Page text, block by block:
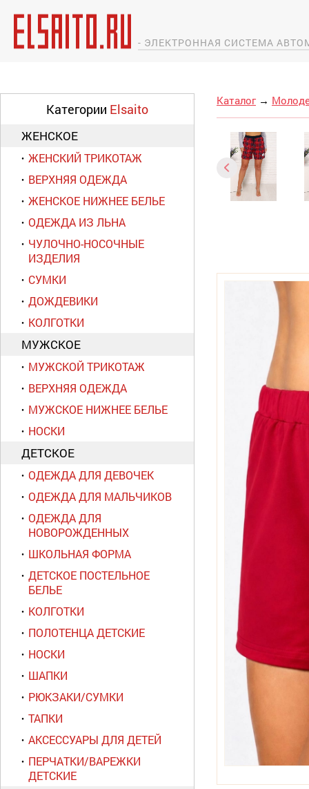
- ЭЛЕКТРОННАЯ СИСТЕМА
Категории Elsaito
ЖЕНСКОЕ
ЖЕНСКИЙ ТРИКОТАЖ
ВЕРХНЯЯ ОДЕЖДА
ЖЕНСКОЕ НИЖНЕЕ БЕЛЬЕ
ОДЕЖДА ИЗ ЛЬНА
ЧУЛОЧНО-НОСОЧНЫЕ
ИЗДЕЛИЯ
СУМКИ
ДОЖДЕВИКИ
КОЛГОТКИ
МУЖСКОЕ
МУЖСКОЙ ТРИКОТАЖ
ВЕРХНЯЯ ОДЕЖДА
МУЖСКОЕ НИЖНЕЕ БЕЛЬЕ
НОСКИ
ДЕТСКОЕ
ОДЕЖДА ДЛЯ ДЕВОЧЕК
ОДЕЖДА ДЛЯ МАЛЬЧИКОВ
ОДЕЖДА ДЛЯ
НОВОРОЖДЕННЫХ
ШКОЛЬНАЯ ФОРМА
ДЕТСКОЕ ПОСТЕЛЬНОЕ
БЕЛЬЕ
КОЛГОТКИ
ПОЛОТЕНЦА ДЕТСКИЕ
НОСКИ
ШАПКИ
РЮКЗАКИ/СУМКИ
ТАПКИ
АКСЕССУАРЫ ДЛЯ ДЕТЕЙ
ПЕРЧАТКИ/ВАРЕЖКИ
ДЕТСКИЕ
Каталог →